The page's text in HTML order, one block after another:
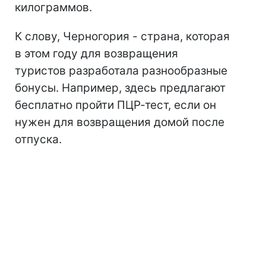
килограммов.
К слову, Черногория - страна, которая
в этом году для возвращения
туристов разработала разнообразные
бонусы. Например, здесь предлагают
бесплатно пройти ПЦР-тест, если он
нужен для возвращения домой после
отпуска.